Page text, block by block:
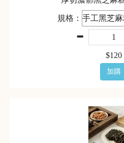
規格：
$120
加購